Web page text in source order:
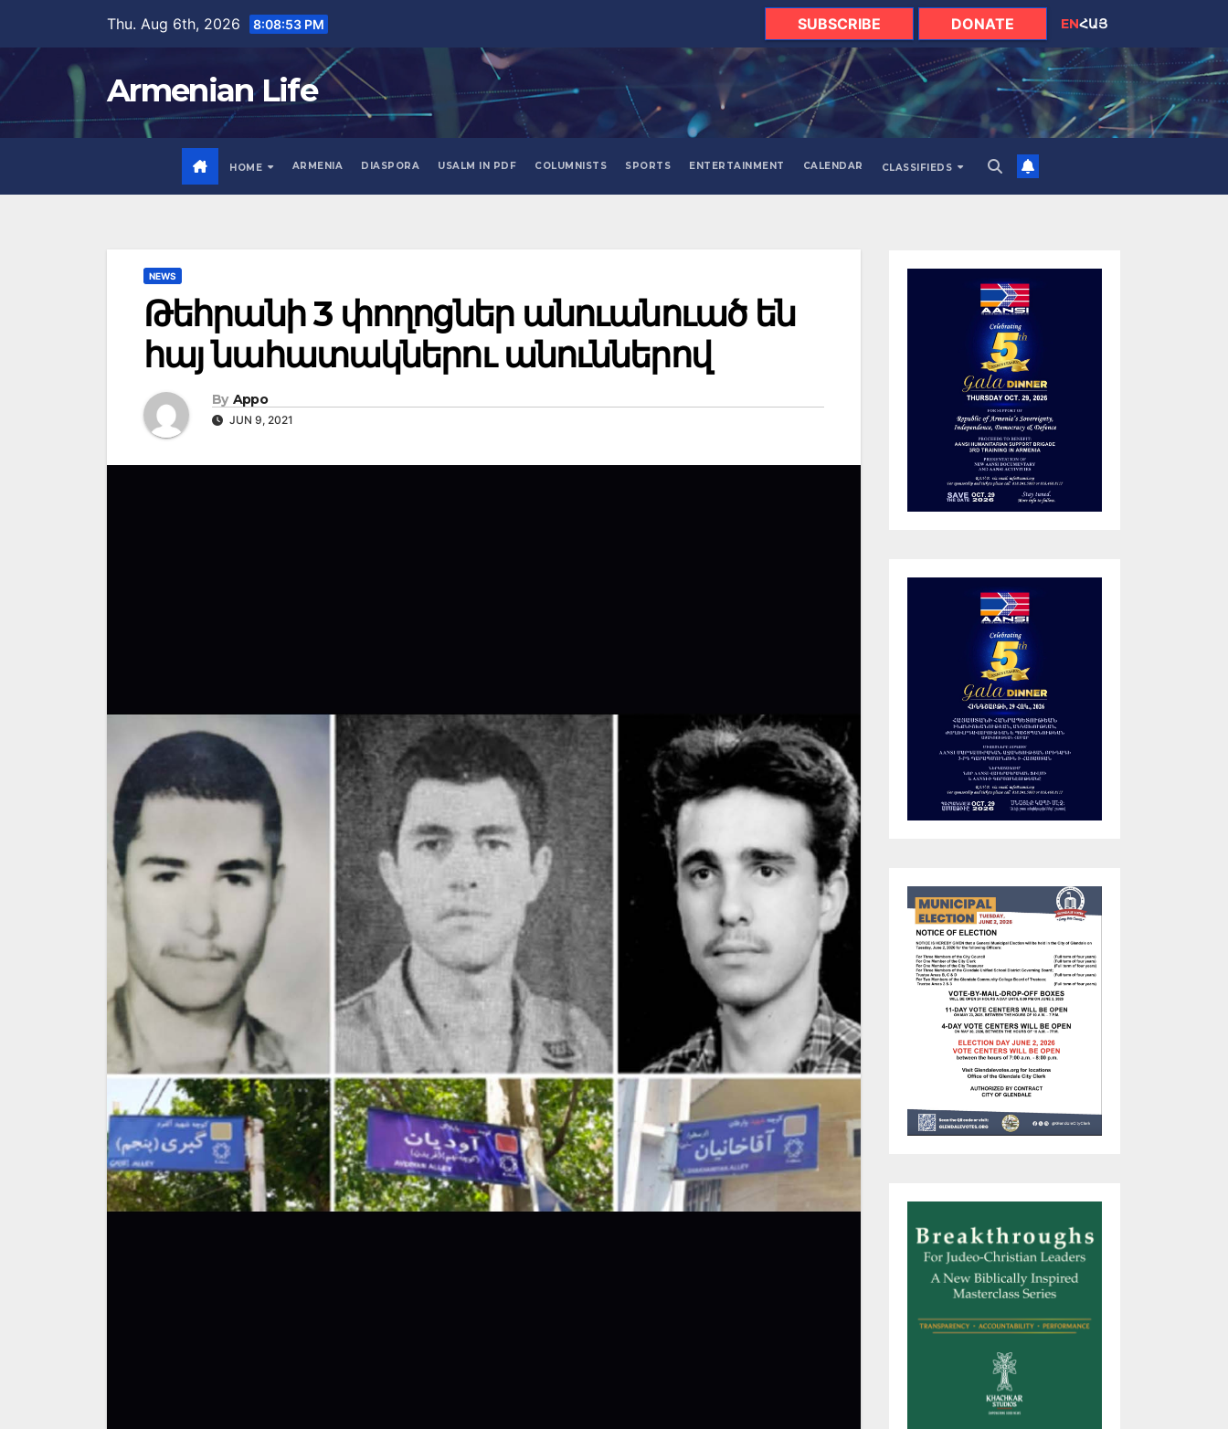
content
Thu. Aug 6th, 2026 8:08:54 PM SUBSCRIBE DONATE ENՀԱՅ
Armenian Life
HOME ARMENIA DIASPORA USALM IN PDF COLUMNISTS SPORTS ENTERTAINMENT CALENDAR CLASSIFIEDS
NEWS
Թեհրանի 3 փողոցներ անուանուած են
հայ նահատակներու անուններով
By Appo
JUN 9, 2021